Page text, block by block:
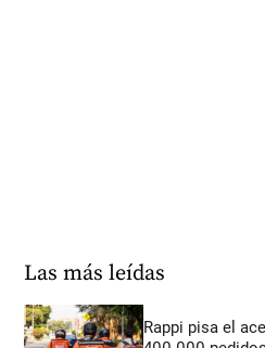
Las más leídas
Rappi pisa el